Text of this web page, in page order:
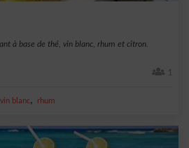
à base de thé, vin blanc, rhum et citron.
1
vin blanc, rhum